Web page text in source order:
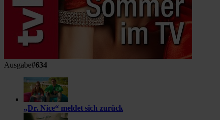
Ausgabe#634
„Dr. Nice“ meldet sich zurück